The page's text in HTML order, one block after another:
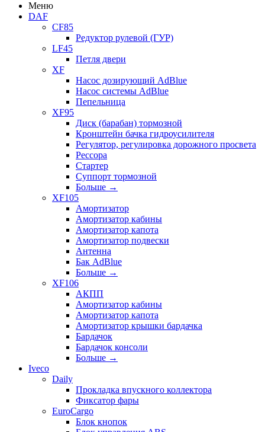
Меню
DAF
CF85
Редуктор рулевой (ГУР)
LF45
Петля двери
XF
Насос дозирующий AdBlue
Насос системы AdBlue
Пепельница
XF95
Диск (барабан) тормозной
Кронштейн бачка гидроусилителя
Регулятор, регулировка дорожного просвета
Рессора
Стартер
Суппорт тормозной
Больше →
XF105
Амортизатор
Амортизатор кабины
Амортизатор капота
Амортизатор подвески
Антенна
Бак AdBlue
Больше →
XF106
АКПП
Амортизатор кабины
Амортизатор капота
Амортизатор крышки бардачка
Бардачок
Бардачок консоли
Больше →
Iveco
Daily
Прокладка впускного коллектора
Фиксатор фары
EuroCargo
Блок кнопок